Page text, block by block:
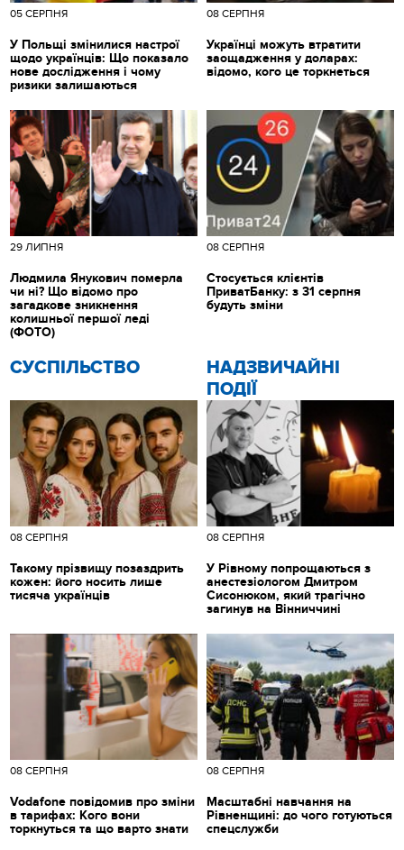
05 СЕРПНЯ
У Польщі змінилися настрої
щодо українців: Що показало
нове дослідження і чому
ризики залишаються
08 СЕРПНЯ
Українці можуть втратити
заощадження у доларах:
відомо, кого це торкнеться
CУСПІЛЬСТВО
08 СЕРПНЯ
Такому прізвищу позаздрить
кожен: його носить лише
тисяча українців
НАДЗВИЧАЙНІ
ПОДІЇ
08 СЕРПНЯ
У Рівному попрощаються з
анестезіологом Дмитром
Сисонюком, який трагічно
загинув на Вінниччині
29 ЛИПНЯ
Людмила Янукович померла
чи ні? Що відомо про
загадкове зникнення
колишньої першої леді
(ФОТО)
08 СЕРПНЯ
Стосується клієнтів
ПриватБанку: з 31 серпня
будуть зміни
08 СЕРПНЯ
Vodafone повідомив про зміни
в тарифах: Кого вони
торкнуться та що варто знати
08 СЕРПНЯ
Масштабні навчання на
Рівненщині: до чого готуються
спецслужби